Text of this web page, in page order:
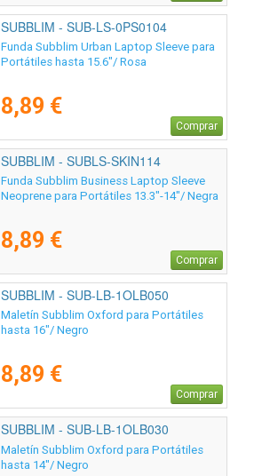
SUBBLIM - SUB-LS-0PS0104
Funda Subblim Urban Laptop Sleeve para
Portátiles hasta 15.6"/ Rosa
8,89 €
Comprar
SUBBLIM - SUBLS-SKIN114
Funda Subblim Business Laptop Sleeve
Neoprene para Portátiles 13.3"-14"/ Negra
8,89 €
Comprar
SUBBLIM - SUB-LB-1OLB050
Maletín Subblim Oxford para Portátiles
hasta 16"/ Negro
8,89 €
Comprar
SUBBLIM - SUB-LB-1OLB030
Maletín Subblim Oxford para Portátiles
hasta 14"/ Negro